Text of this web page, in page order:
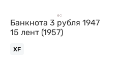
Банкнота 3 рубля 1947
15 лент (1957)
XF